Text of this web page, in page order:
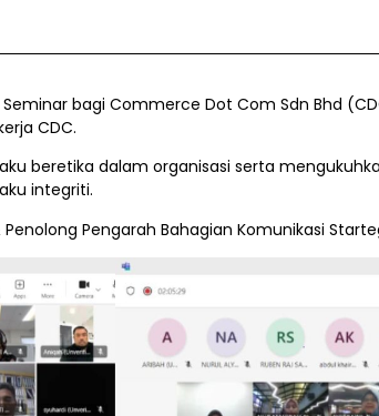
bagi Commerce Dot Com Sdn Bhd
CDC.
beretika dalam organisasi serta
integriti.
Pengarah Bahagian Komunikasi